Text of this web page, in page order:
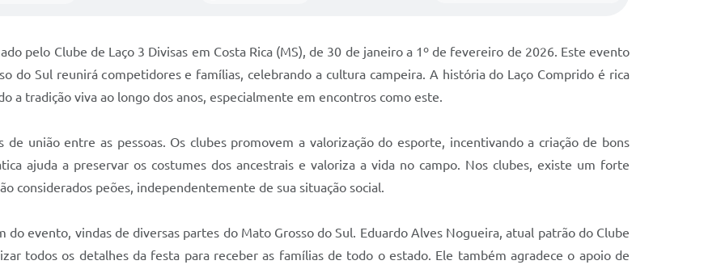
pelo Clube de Laço 3 Divisas em Costa Rica (MS), de 30 de janeiro a 1º de fevereiro de 2026. Este evento
do Sul reunirá competidores e famílias, celebrando a cultura campeira. A história do Laço Comprido é rica
a tradição viva ao longo dos anos, especialmente em encontros como este.
união entre as pessoas. Os clubes promovem a valorização do esporte, incentivando a criação de bons
ajuda a preservar os costumes dos ancestrais e valoriza a vida no campo. Nos clubes, existe um forte
considerados peões, independentemente de sua situação social.
evento, vindas de diversas partes do Mato Grosso do Sul. Eduardo Alves Nogueira, atual patrão do Clube
todos os detalhes da festa para receber as famílias de todo o estado. Ele também agradece o apoio de